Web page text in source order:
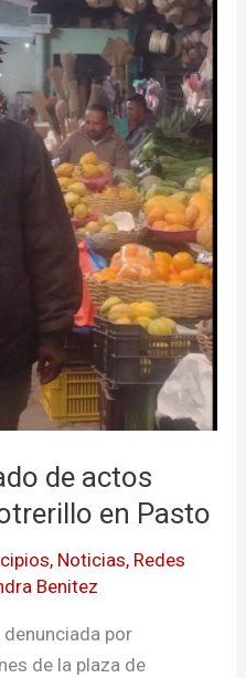
de actos
en Pasto
, Noticias, Redes
Benitez
por
de la plaza de